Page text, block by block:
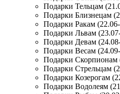
Подарки Тельцам
Подарки Близнецам
Подарки Ракам
Подарки Львам
Подарки Девам
Подарки Весам
Подарки Скорпионам
Подарки Стрельцам
Подарки Козерогам
Подарки Водолеям